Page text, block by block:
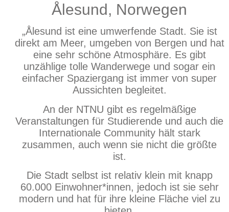
Ålesund, Norwegen
„Ålesund ist eine umwerfende Stadt. Sie ist
direkt am Meer, umgeben von Bergen und hat
eine sehr schöne Atmosphäre. Es gibt
unzählige tolle Wanderwege und sogar ein
einfacher Spaziergang ist immer von super
Aussichten begleitet.
An der NTNU gibt es regelmäßige
Veranstaltungen für Studierende und auch die
Internationale Community hält stark
zusammen, auch wenn sie nicht die größte
ist.
Die Stadt selbst ist relativ klein mit knapp
60.000 Einwohner*innen, jedoch ist sie sehr
modern und hat für ihre kleine Fläche viel zu